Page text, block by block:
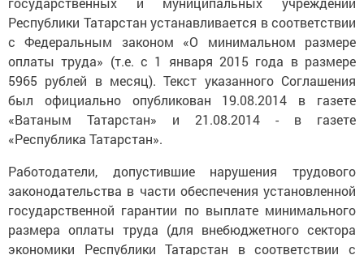
Республики Татарстан устанавливается в соответствии
с Федеральным законом «О минимальном размере
оплаты труда» (т.е. с 1 января 2015 года в размере
5965 рублей в месяц). Текст указанного Соглашения
был официально опубликован 19.08.2014 в газете
«Ватаным Татарстан» и 21.08.2014 - в газете
«Республика Татарстан».
Работодатели, допустившие нарушения трудового
законодательства в части обеспечения установленной
государственной гарантии по выплате минимального
размера оплаты труда (для внебюджетного сектора
экономики Республики Татарстан в соответствии с